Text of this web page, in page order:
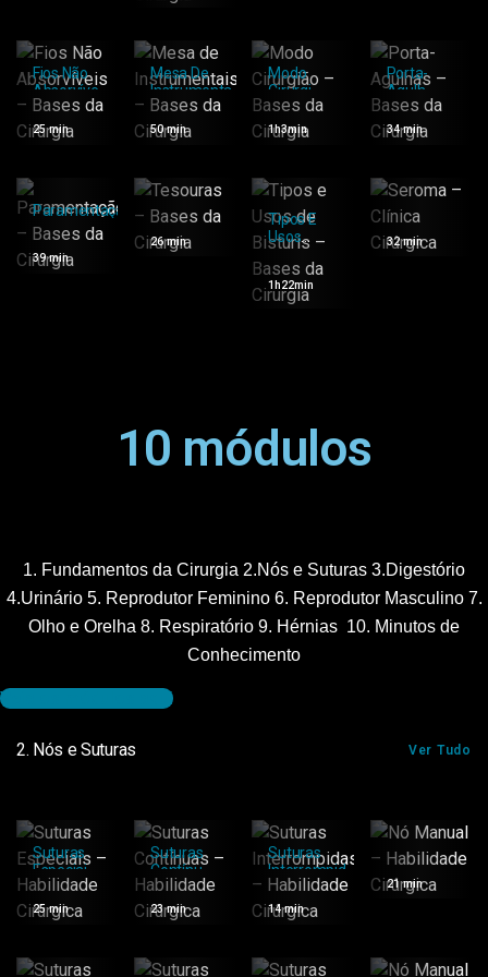
Fios Não
Absorvíveis
– Bases Da
Cirurgia
25 min
Mesa De
Instrumentais
– Bases Da
Cirurgia
50 min
Modo
Cirurgião
– Bases
Da
Cirurgia
1h3min
Porta-
Agulhas
– Bases
Da
Cirurgia
34 min
Paramentação
– Bases Da
Cirurgia
39 min
Tesouras
– Bases
Da
26 min
Tipos E
Usos
De
Bisturis
–
Bases
1h22min
Seroma
– Clínica
Cirúrgica
32 min
10 módulos
1. Fundamentos da Cirurgia 2.Nós e Suturas 3.Digestório
4.Urinário 5. Reprodutor Feminino 6. Reprodutor Masculino 7.
Olho e Orelha 8. Respiratório 9. Hérnias 10. Minutos de
Conhecimento
Veja os módulos aqui
2. Nós e Suturas Ver Tudo
Suturas
Especiais
–
Habilidade
Cirúrgica
25 min
Suturas
Contínuas
–
Habilidade
Cirúrgica
23 min
Suturas
Interrompidas
– Habilidade
Cirúrgica
14 min
Nó
Manual –
Habilidade
21 min